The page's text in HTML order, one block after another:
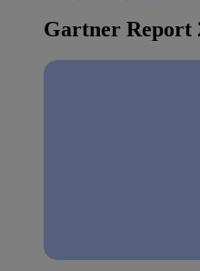
Gartner Report